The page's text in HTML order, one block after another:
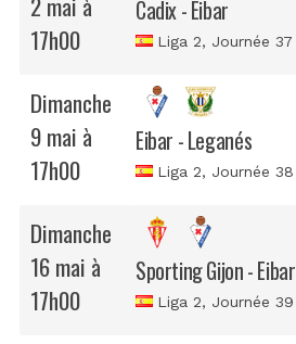
17h00
Cadix - Eibar
Liga 2, Journée 37
Dimanche
9 mai à
17h00
Eibar - Leganés
Liga 2, Journée 38
Dimanche
16 mai à
17h00
Sporting Gijon - Eibar
Liga 2, Journée 39